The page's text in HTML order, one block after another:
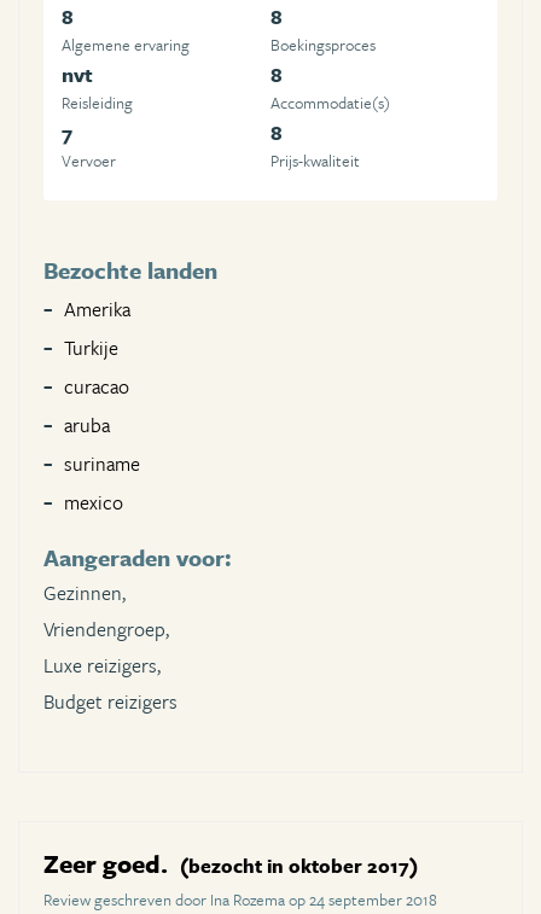
8
Algemene ervaring
8
Boekingsproces
nvt
Reisleiding
8
Accommodatie(s)
7
Vervoer
8
Prijs-kwaliteit
Bezochte landen
Amerika
Turkije
curacao
aruba
suriname
mexico
Aangeraden voor:
Gezinnen,
Vriendengroep,
Luxe reizigers,
Budget reizigers
Zeer goed. (bezocht in oktober 2017)
Review geschreven door Ina Rozema op 24 september 2018